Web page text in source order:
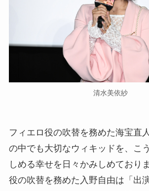
清水美依紗
フィエロ役の吹替を務めた海宝直
の中でも大切なウィキッドを、こ
しめる幸せを日々かみしめており
役の吹替を務めた入野自由は「出